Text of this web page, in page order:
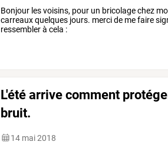
Bonjour les voisins, pour un bricolage chez
carreaux quelques jours. merci de me faire
ressembler à cela :
L'été arrive comment
bruit.
14 mai 2018